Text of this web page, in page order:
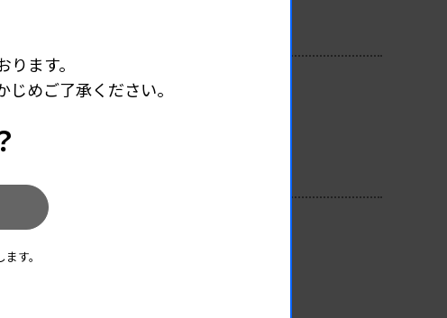
血
正
2026.08.12
ます。
めご了承ください。
す。